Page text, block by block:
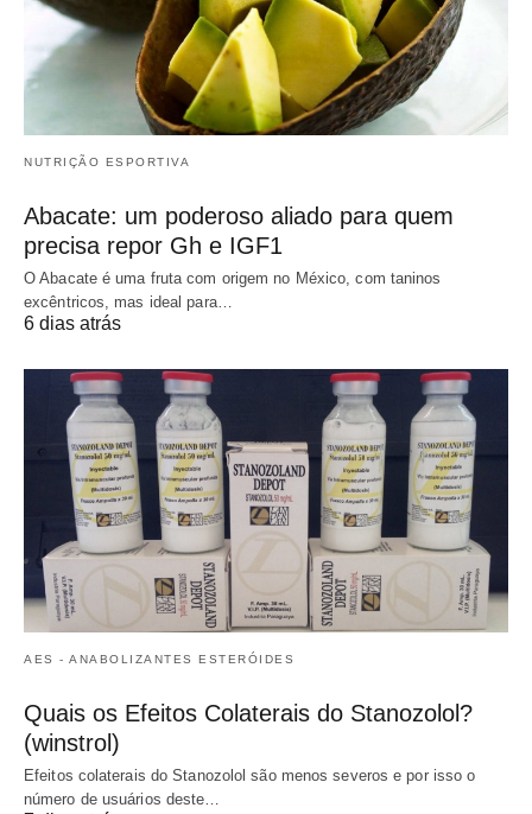
NUTRIÇÃO ESPORTIVA
Abacate: um poderoso aliado para quem
precisa repor Gh e IGF1
O Abacate é uma fruta com origem no México, com taninos
excêntricos, mas ideal para…
6 dias atrás
AES - ANABOLIZANTES ESTERÓIDES
Quais os Efeitos Colaterais do Stanozolol?
(winstrol)
Efeitos colaterais do Stanozolol são menos severos e por isso o
número de usuários deste…